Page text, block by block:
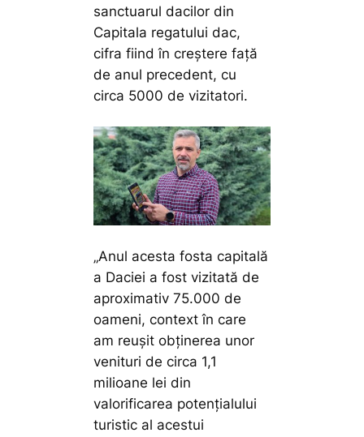
sanctuarul dacilor din
Capitala regatului dac,
cifra fiind în creștere față
de anul precedent, cu
circa 5000 de vizitatori.
„Anul acesta fosta capitală
a Daciei a fost vizitată de
aproximativ 75.000 de
oameni, context în care
am reuşit obţinerea unor
venituri de circa 1,1
milioane lei din
valorificarea potenţialului
turistic al acestui